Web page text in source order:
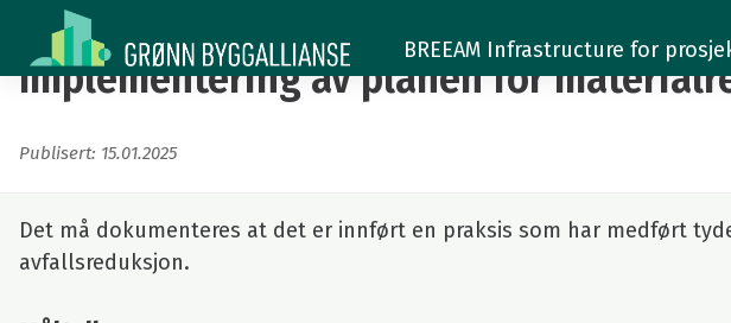
Implementering
av
planen
for
materialressurseffektivitet
(7.1.10)
BREEAM Infrastructure for
Implementering av planen for
Publisert: 15.01.2025
Det må dokumenteres at det er innført en praksis som har medført
avfallsreduksjon.